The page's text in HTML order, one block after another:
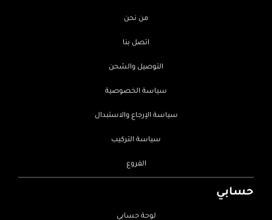
من نحن
اتصل بنا
التوصيل والشحن
سياسة الخصوصية
سياسة الإرجاع والاستبدال
سياسة التركيب
الفروع
حسابي
لوحة حسابي